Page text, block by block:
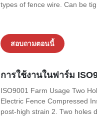
types of fence wire. Can be
สอบถามตอนนี้
การใช้งานในฟาร์ม
ISO9001 Farm Usage Two
Electric Fence Compressed
post-high strain 2. Two holes